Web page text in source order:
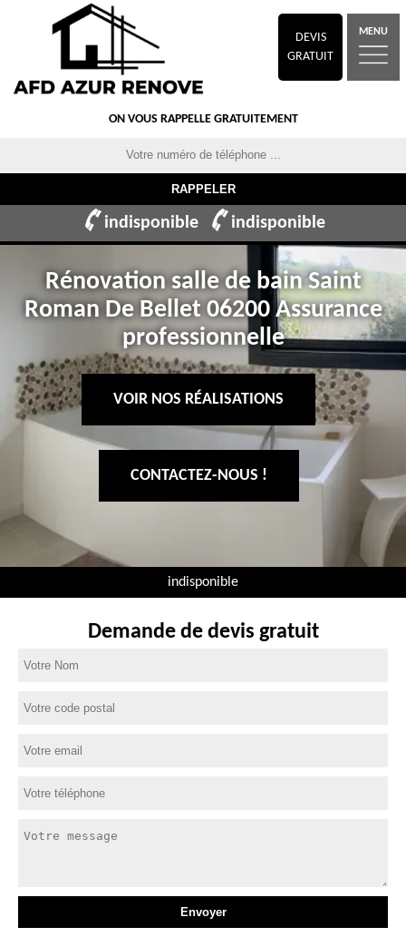
DEVIS
GRATUIT
MENU
ON VOUS RAPPELLE GRATUITEMENT
indisponible indisponible
Rénovation salle de bain Saint
Roman De Bellet 06200 Assurance
professionnelle
VOIR NOS RÉALISATIONS
CONTACTEZ-NOUS !
indisponible
Demande de devis gratuit